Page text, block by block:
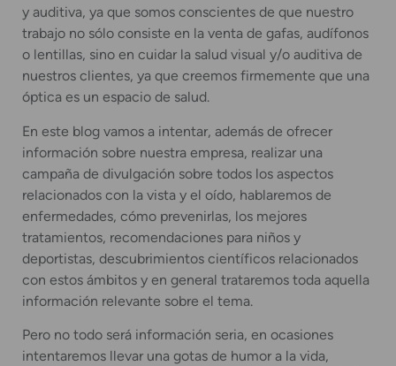
y auditiva, ya que somos conscientes de que nuestro
trabajo no sólo consiste en la venta de gafas, audífonos
o lentillas, sino en cuidar la salud visual y/o auditiva de
nuestros clientes, ya que creemos firmemente que una
óptica es un espacio de salud.
En este blog vamos a intentar, además de ofrecer
información sobre nuestra empresa, realizar una
campaña de divulgación sobre todos los aspectos
relacionados con la vista y el oído, hablaremos de
enfermedades, cómo prevenirlas, los mejores
tratamientos, recomendaciones para niños y
deportistas, descubrimientos científicos relacionados
con estos ámbitos y en general trataremos toda aquella
información relevante sobre el tema.
Pero no todo será información seria, en ocasiones
intentaremos llevar una gotas de humor a la vida,